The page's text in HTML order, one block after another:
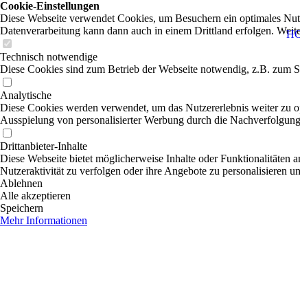
Cookie-Einstellungen
Diese Webseite verwendet Cookies, um Besuchern ein optimales
Datenverarbeitung kann dann auch in einem Drittland erfolgen.
Technisch notwendige
Diese Cookies sind zum Betrieb der Webseite notwendig, z.B. zum
Analytische
Diese Cookies werden verwendet, um das Nutzererlebnis weiter
Ausspielung von personalisierter Werbung durch die
Drittanbieter-Inhalte
Diese Webseite bietet möglicherweise Inhalte oder
Nutzeraktivität zu verfolgen oder ihre Angebote zu personalisieren
Ablehnen
Alle akzeptieren
Speichern
Mehr Informationen